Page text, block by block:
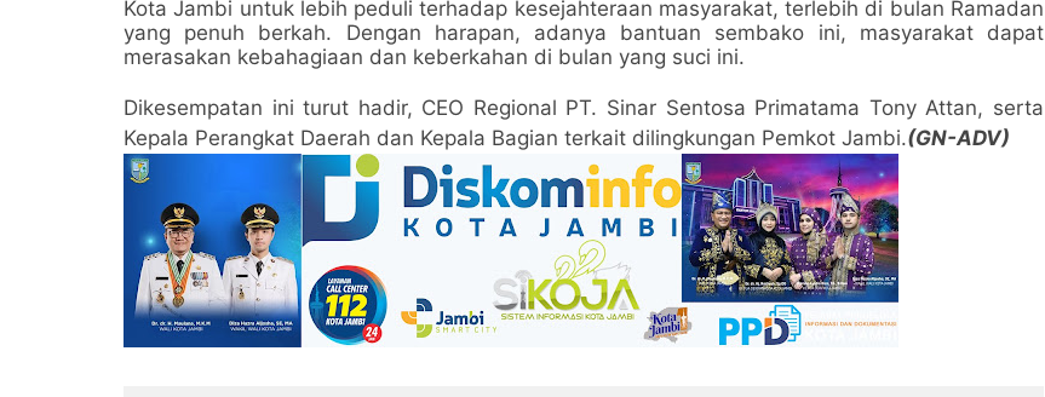
Kota Jambi untuk lebih peduli terhadap kesejahteraan masyarakat, terlebih di bulan Ramadan
yang penuh berkah. Dengan harapan, adanya bantuan sembako ini, masyarakat dapat
merasakan kebahagiaan dan keberkahan di bulan yang suci ini.
Dikesempatan ini turut hadir, CEO Regional PT. Sinar Sentosa Primatama Tony Attan, serta
Kepala Perangkat Daerah dan Kepala Bagian terkait dilingkungan Pemkot Jambi.(GN-ADV)